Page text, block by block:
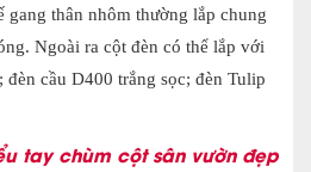
gang thân nhôm thường lắp chung
Ngoài ra cột đèn có thể lắp với
cầu D400 trắng sọc; đèn Tulip
tay chùm cột sân vườn đẹp